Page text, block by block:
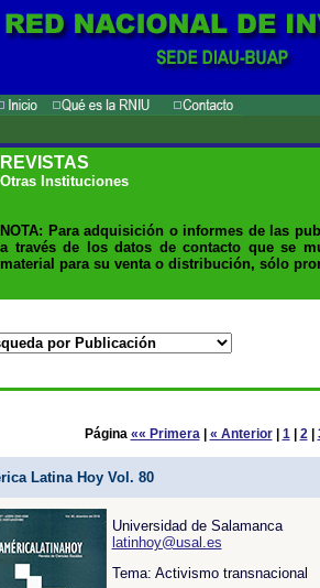
REVISTAS
Otras Instituciones
NOTA: Para adquisición o informes de las
a través de los datos de contacto que se
material para su venta o distribución, sólo
Página «« Primera| « Anterior| 1| 2|
Latina Hoy Vol. 80
Universidad de Salamanca
latinhoy@usal.es
Tema: Activismo transnacional